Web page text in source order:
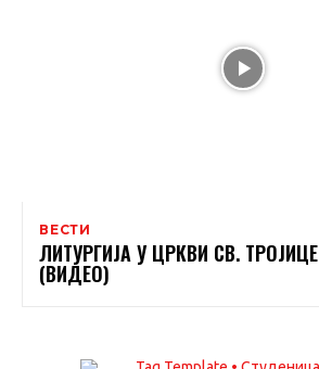
ВЕСТИ
ЛИТУРГИЈА У ЦРКВИ СВ.
(ВИДЕО)